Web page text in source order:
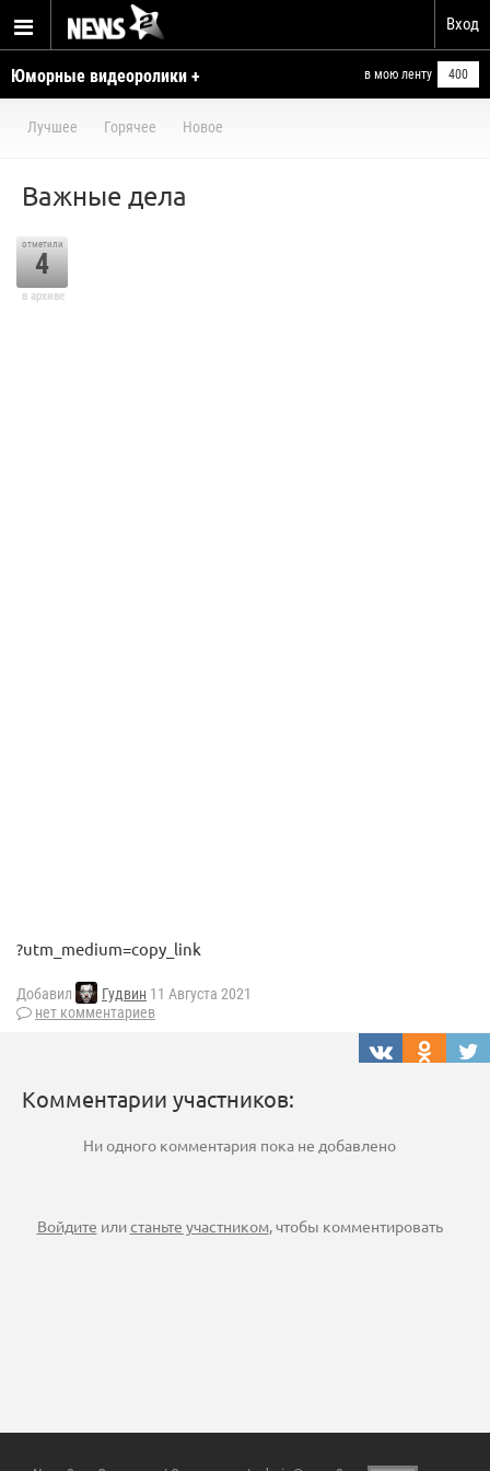
Вход
Юморные видеоролики +
умелые ручки
в мою ленту 400
Лучшее Горячее Новое
Важные дела
отметили
4
в архиве
?utm_medium=copy_link
Добавил Гудвин 11 Августа 2021
нет комментариев
Комментарии участников:
Ни одного комментария пока не добавлено
Войдите илистаньте участником, чтобы комментировать